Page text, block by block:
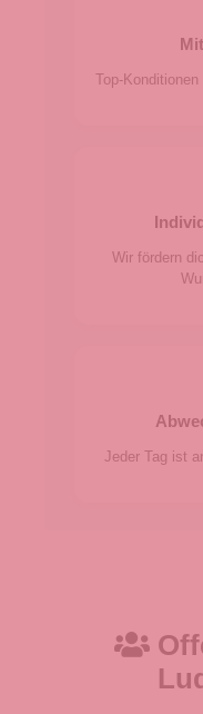
Top-
Wir fördern
Jeder Tag ist